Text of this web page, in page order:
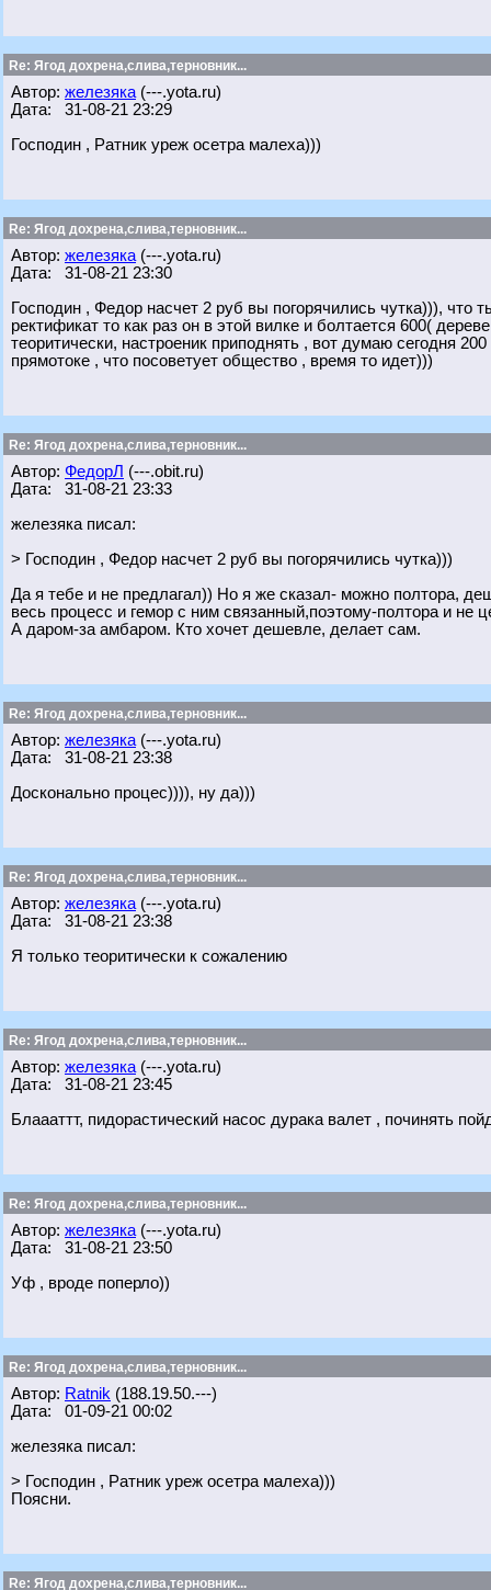
Re: Ягод дохрена,слива,терновник...
Автор: железяка (---.yota.ru)
Дата: 31-08-21 23:29
Господин , Ратник уреж осетра малеха)))
Re: Ягод дохрена,слива,терновник...
Автор: железяка (---.yota.ru)
Дата: 31-08-21 23:30
Господин , Федор насчет 2 руб вы погорячились чутка))),
ректификат то как раз он в этой вилке и болтается 600(
теоритически, настроеник приподнять , вот думаю сегодня
прямотоке , что посоветует общество , время то идет)))
Re: Ягод дохрена,слива,терновник...
Автор: ФедорЛ (---.obit.ru)
Дата: 31-08-21 23:33
железяка писал:
> Господин , Федор насчет 2 руб вы погорячились чутка)))
Да я тебе и не предлагал)) Но я же сказал- можно полтора,
весь процесс и гемор с ним связанный,поэтому-полтора и не
А даром-за амбаром. Кто хочет дешевле, делает сам.
Re: Ягод дохрена,слива,терновник...
Автор: железяка (---.yota.ru)
Дата: 31-08-21 23:38
Досконально процес)))), ну да)))
Re: Ягод дохрена,слива,терновник...
Автор: железяка (---.yota.ru)
Дата: 31-08-21 23:38
Я только теоритически к сожалению
Re: Ягод дохрена,слива,терновник...
Автор: железяка (---.yota.ru)
Дата: 31-08-21 23:45
Блаааттт, пидорастический насос дурака валет , починять
Re: Ягод дохрена,слива,терновник...
Автор: железяка (---.yota.ru)
Дата: 31-08-21 23:50
Уф , вроде поперло))
Re: Ягод дохрена,слива,терновник...
Автор: Ratnik (188.19.50.---)
Дата: 01-09-21 00:02
железяка писал:
> Господин , Ратник уреж осетра малеха)))
Поясни.
Re: Ягод дохрена,слива,терновник...